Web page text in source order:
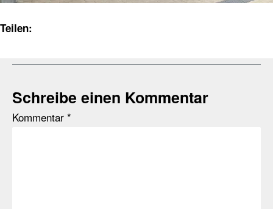
Teilen:
Schreibe einen Kommentar
Kommentar *